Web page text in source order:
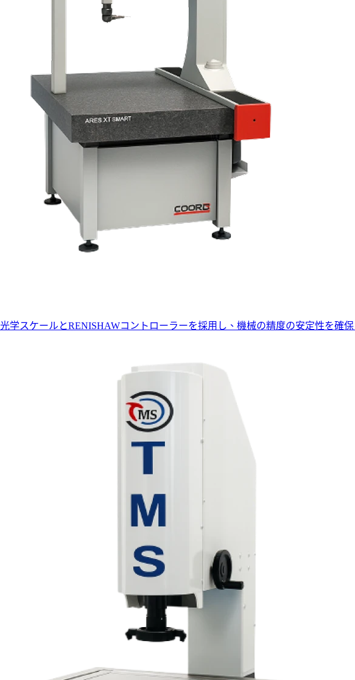
学スケールとRENISHAWコントローラーを採用し、機械の精度の安定性を確